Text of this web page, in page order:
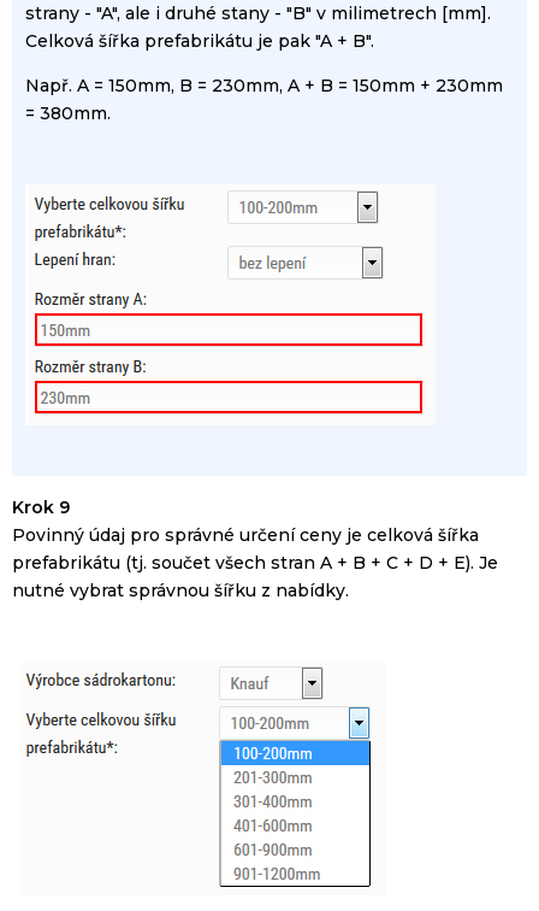
strany - "A", ale i druhé stany - "B" v milimetrech [mm].
Celková šířka prefabrikátu je pak "A + B".
Např. A = 150mm, B = 230mm, A + B = 150mm + 230mm
= 380mm.
Krok 9
Povinný údaj pro správné určení ceny je celková šířka
prefabrikátu (tj. součet všech stran A + B + C + D + E). Je
nutné vybrat správnou šířku z nabídky.